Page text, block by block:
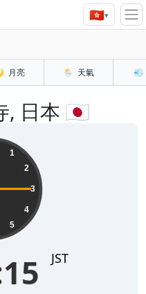
🇭🇰▾
月亮 🌦️ 天氣 💨
, 日本 🇯🇵
1
2
3
4
5
JST